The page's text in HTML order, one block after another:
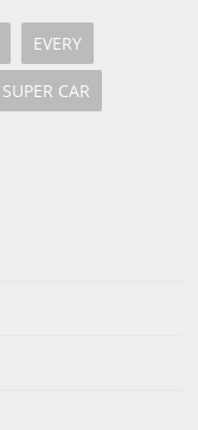
EVERY
SUPER CAR